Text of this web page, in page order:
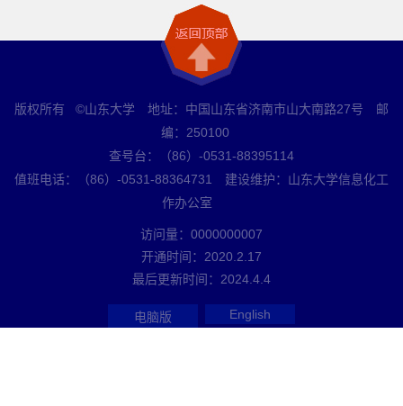
版权所有 ©山东大学 地址：中国山东省济南市山大南路27号 邮
编：250100
查号台：（86）-0531-88395114
值班电话：（86）-0531-88364731 建设维护：山东大学信息化工
作办公室
访问量： 0000000007
开通时间： 2020 2 17
最后更新时间： 2024 4 4
电脑版 English